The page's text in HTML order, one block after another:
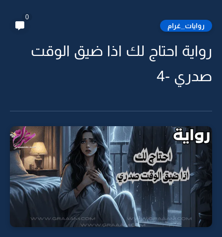
روايات_غرام
0
رواية احتاج لك اذا ضيق الوقت
صدري -4